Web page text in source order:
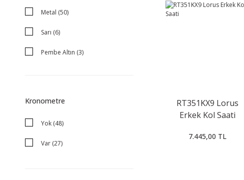
Metal (50)
Sarı (6)
Pembe Altın (3)
Kronometre
Yok (48)
Var (27)
RT351KX9 Lorus
Erkek Kol Saati
7.445,00 TL